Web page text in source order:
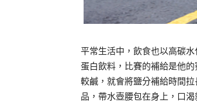
平常生活中，飲食也以高碳
蛋白飲料，比賽的補給是他
較鹹，就會將鹽分補給時間
品，帶水壺腰包在身上，口渴